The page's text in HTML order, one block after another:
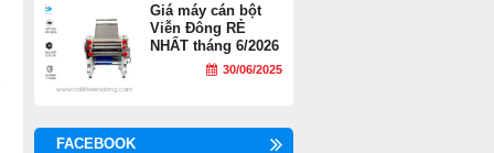
Giá máy cán bột
Viễn Đông RẺ
NHẤT tháng 6/2026
30/06/2025
FACEBOOK